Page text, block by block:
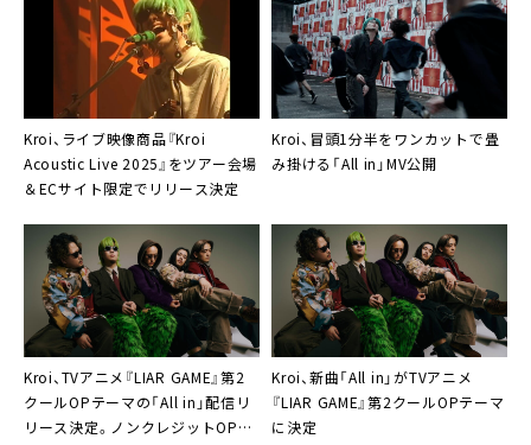
Kroi、ライブ映像商品『Kroi
Acoustic Live 2025』をツアー会場
＆ECサイト限定でリリース決定
Kroi、冒頭1分半をワンカットで畳
み掛ける「All in」MV公開
Kroi、TVアニメ『LIAR GAME』第2
クールOPテーマの「All in」配信リ
リース決定。ノンクレジットOP映
Kroi、新曲「All in」がTVアニメ
『LIAR GAME』第2クールOPテーマ
に決定